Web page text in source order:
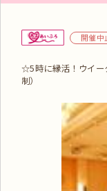
開催中
☆5時に縁活！ウイー
制）